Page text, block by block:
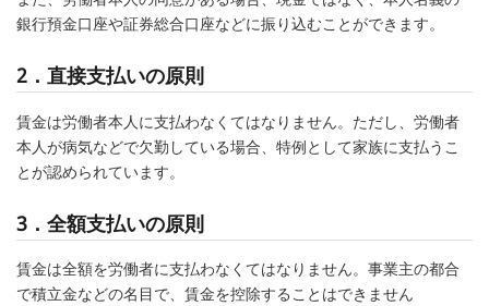
銀行預金口座や証券総合口座などに振り込むことができます。
2．直接支払いの原則
賃金は労働者本人に支払わなくてはなりません。ただし、労働者
本人が病気などで欠勤している場合、特例として家族に支払うこ
とが認められています。
3．全額支払いの原則
賃金は全額を労働者に支払わなくてはなりません。事業主の都合
で積立金などの名目で、賃金を控除することはできません